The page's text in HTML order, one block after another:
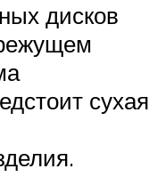
дисков
сухая